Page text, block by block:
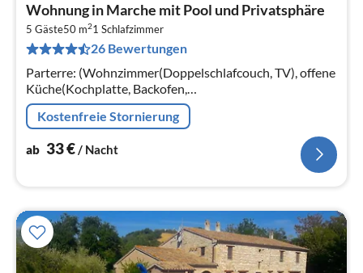
Wohnung in Marche mit Pool und Privatsphäre
5 Gäste50 m21 Schlafzimmer
26 Bewertungen
Parterre: (Wohnzimmer(Doppelschlafcouch, TV), offene
Küche(Kochplatte, Backofen,
Kühl-/Gefrierkombination), Schlafzimmer(Einzelbett,
Doppelbett)
Kostenfreie Stornierung
ab 33€/ Nacht